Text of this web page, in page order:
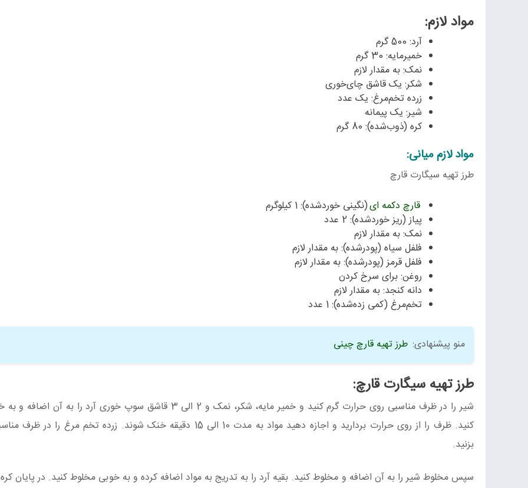
مواد لازم:
آرد: 500 گرم
خمیرمایه: 30 گرم
نمک: به مقدار لازم
شکر: یک قاشق چای‌خوری
زرده تخم‌مرغ: یک عدد
شیر: یک پیمانه
کره (ذوب‌شده): 80 گرم
مواد لازم میانی:
طرز تهیه سیگارت قارچ
قارچ دکمه ای(نگینی خوردشده): 1 کیلوگرم
پیاز (ریز خوردشده): 2 عدد
نمک: به مقدار لازم
فلفل سیاه (پودرشده): به مقدار لازم
فلفل قرمز (پودرشده): به مقدار لازم
روغن: برای سرخ کردن
دانه کنجد: به مقدار لازم
تخم‌مرغ (کمی زده‌شده): 1 عدد
منو پیشنهادی: طرز تهیه قارچ چینی
طرز تهیه سیگارت قارچ:
شیر را در ظرف مناسبی روی حرارت گرم کنید و خمیر مایه، شکر، نمک و 2 الی 3 قاشق سوپ خوری آرد را
کنید. ظرف را از روی حرارت بردارید و اجازه دهید مواد به مدت 10 الی 15 دقیقه خنک شوند. زرده تخم
بزنید.
سپس مخلوط شیر را به آن اضافه و مخلوط کنید. بقیه آرد را به تدریج به مواد اضافه کرده و به خوبی مخلوط کنید. در پایان